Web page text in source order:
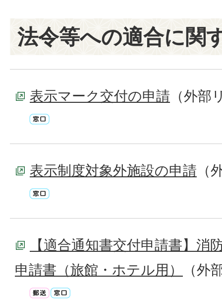
法令等への適合に関
表示マーク交付の申請 （外部
表示制度対象外施設の申請 （
【適合通知書交付申請書】消
申請書（旅館・ホテル用）
（外